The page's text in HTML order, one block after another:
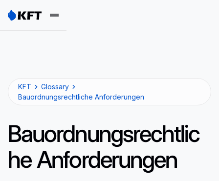
KFT
Glossary
Bauordnungsrechtliche Anforderungen
Bauordnungsrechtlic
he Anforderungen